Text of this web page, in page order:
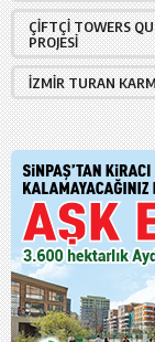
ÇIFTÇI TOWERS
PROJESI
İZMIR TURAN